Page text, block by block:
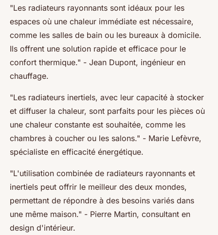
"Les radiateurs rayonnants sont idéaux pour les
espaces où une chaleur immédiate est nécessaire,
comme les salles de bain ou les bureaux à domicile.
Ils offrent une solution rapide et efficace pour le
confort thermique." - Jean Dupont, ingénieur en
chauffage.
"Les radiateurs inertiels, avec leur capacité à stocker
et diffuser la chaleur, sont parfaits pour les pièces où
une chaleur constante est souhaitée, comme les
chambres à coucher ou les salons." - Marie Lefèvre,
spécialiste en efficacité énergétique.
"L'utilisation combinée de radiateurs rayonnants et
inertiels peut offrir le meilleur des deux mondes,
permettant de répondre à des besoins variés dans
une même maison." - Pierre Martin, consultant en
design d'intérieur.